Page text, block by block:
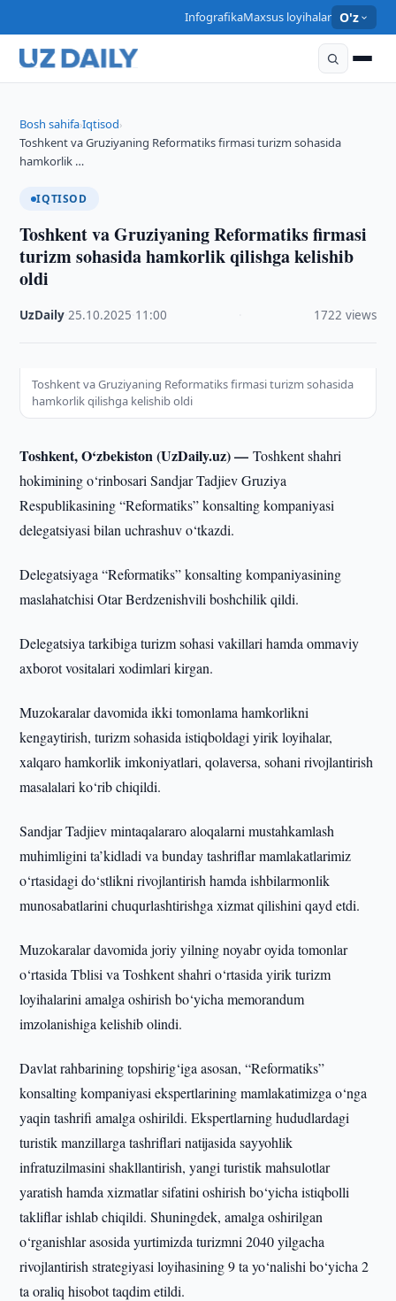
InfografikaMaxsus loyihalar O'z
Bosh sahifa›Iqtisod›
Toshkent va Gruziyaning Reformatiks firmasi turizm sohasida
hamkorlik …
IQTISOD
Toshkent va Gruziyaning Reformatiks firmasi
turizm sohasida hamkorlik qilishga kelishib
oldi
UzDaily ·25.10.2025 11:00 1722 views
Toshkent va Gruziyaning Reformatiks firmasi turizm sohasida
hamkorlik qilishga kelishib oldi
Toshkent, O‘zbekiston (UzDaily.uz) —Toshkent shahri
hokimining o‘rinbosari Sandjar Tadjiev Gruziya
Respublikasining “Reformatiks” konsalting kompaniyasi
delegatsiyasi bilan uchrashuv o‘tkazdi.
Delegatsiyaga “Reformatiks” konsalting kompaniyasining
maslahatchisi Otar Berdzenishvili boshchilik qildi.
Delegatsiya tarkibiga turizm sohasi vakillari hamda ommaviy
axborot vositalari xodimlari kirgan.
Muzokaralar davomida ikki tomonlama hamkorlikni
kengaytirish, turizm sohasida istiqboldagi yirik loyihalar,
xalqaro hamkorlik imkoniyatlari, qolaversa, sohani rivojlantirish
masalalari ko‘rib chiqildi.
Sandjar Tadjiev mintaqalararo aloqalarni mustahkamlash
muhimligini ta’kidladi va bunday tashriflar mamlakatlarimiz
o‘rtasidagi do‘stlikni rivojlantirish hamda ishbilarmonlik
munosabatlarini chuqurlashtirishga xizmat qilishini qayd etdi.
Muzokaralar davomida joriy yilning noyabr oyida tomonlar
o‘rtasida Tblisi va Toshkent shahri o‘rtasida yirik turizm
loyihalarini amalga oshirish bo‘yicha memorandum
imzolanishiga kelishib olindi.
Davlat rahbarining topshirig‘iga asosan, “Reformatiks”
konsalting kompaniyasi ekspertlarining mamlakatimizga o‘nga
yaqin tashrifi amalga oshirildi. Ekspertlarning hududlardagi
turistik manzillarga tashriflari natijasida sayyohlik
infratuzilmasini shakllantirish, yangi turistik mahsulotlar
yaratish hamda xizmatlar sifatini oshirish bo‘yicha istiqbolli
takliflar ishlab chiqildi. Shuningdek, amalga oshirilgan
o‘rganishlar asosida yurtimizda turizmni 2040 yilgacha
rivojlantirish strategiyasi loyihasining 9 ta yo‘nalishi bo‘yicha 2
ta oraliq hisobot taqdim etildi.